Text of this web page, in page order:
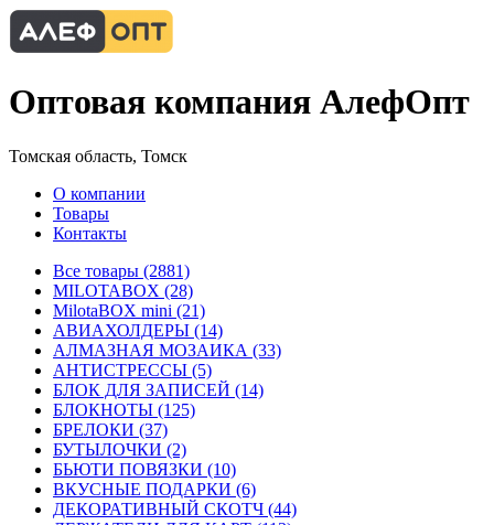
Оптовая компания АлефОпт
Томская область, Томск
О компании
Товары
Контакты
Все товары (2881)
MILOTABOX (28)
MilotaBOX mini (21)
АВИАХОЛДЕРЫ (14)
АЛМАЗНАЯ МОЗАИКА (33)
АНТИСТРЕССЫ (5)
БЛОК ДЛЯ ЗАПИСЕЙ (14)
БЛОКНОТЫ (125)
БРЕЛОКИ (37)
БУТЫЛОЧКИ (2)
БЬЮТИ ПОВЯЗКИ (10)
ВКУСНЫЕ ПОДАРКИ (6)
ДЕКОРАТИВНЫЙ СКОТЧ (44)